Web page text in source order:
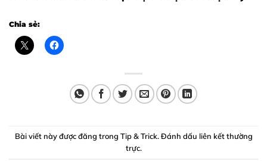
Chia sẻ:
Bài viết này được đăng trong Tip & Trick. Đánh dấu liên kết thường
trực.